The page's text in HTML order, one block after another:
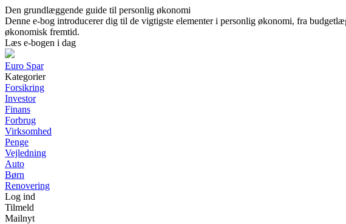
Den grundlæggende guide til personlig økonomi
Denne e-bog introducerer dig til de vigtigste elementer i personlig økonomi, fra
økonomisk fremtid.
Læs e-bogen i dag
Euro Spar
Kategorier
Forsikring
Investor
Finans
Forbrug
Virksomhed
Penge
Vejledning
Auto
Børn
Renovering
Log ind
Tilmeld
Mailnyt